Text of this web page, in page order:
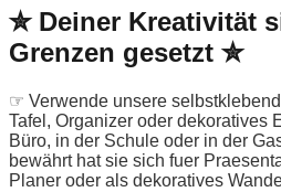
✮ Deiner Kreativität
Grenzen gesetzt ✮
☞ Verwende unsere
Tafel, Organizer oder dekoratives
Büro, in der Schule oder in der
bewährt hat sie sich fuer
Planer oder als dekoratives